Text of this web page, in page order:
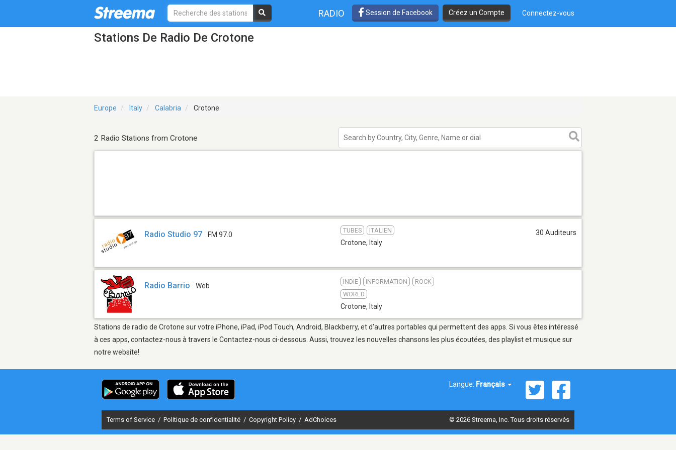
RADIO Session de Facebook Créez un Compte Connectez-vous
Stations De Radio De Crotone
Europe Italy Calabria Crotone
2 Radio Stations from Crotone
Radio Studio 97 FM 97.0
TUBES ITALIEN
Crotone, Italy
30 Auditeurs
Radio Barrio Web
INDIE INFORMATION
ROCK
WORLD
Crotone, Italy
Stations de radio de Crotone sur votre iPhone, iPad, iPod Touch, Android, Blackberry, et d'autres portables qui permettent des apps. Si vous êtes intéressé
à ces apps, contactez-nous à travers le Contactez-nous ci-dessous. Aussi, trouvez les nouvelles chansons les plus écoutées, des playlist et musique sur
notre website!
Langue: Français
Terms of Service / Politique de confidentialité / Copyright Policy / AdChoices © 2026 Streema, Inc. Tous droits réservés